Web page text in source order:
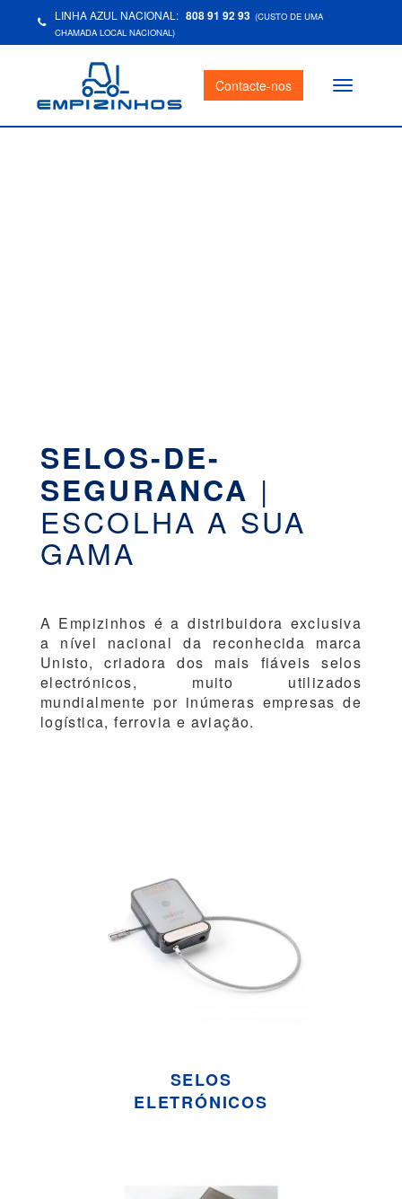
LINHA AZUL NACIONAL: 808 91 92 93 (CUSTO DE UMA
CHAMADA LOCAL NACIONAL)
Contacte-nos
Toggle
SELOS-DE-
SEGURANCA |
ESCOLHA A SUA
GAMA
A Empizinhos é a distribuidora exclusiva
a nível nacional da reconhecida marca
Unisto, criadora dos mais fiáveis selos
electrónicos, muito utilizados
mundialmente por inúmeras empresas de
logística, ferrovia e aviação.
SELOS
ELETRÓNICOS